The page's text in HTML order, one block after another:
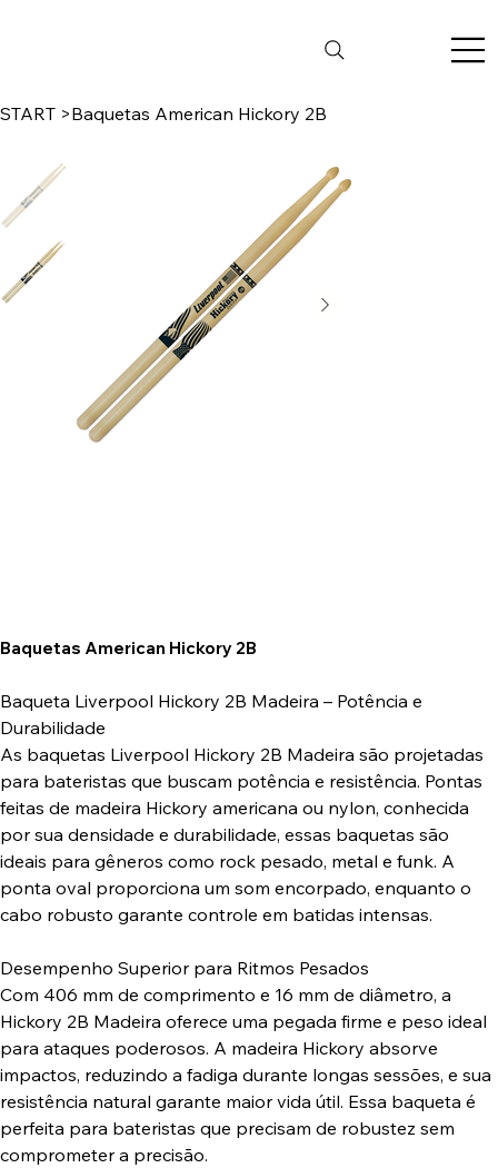
START >Baquetas American Hickory 2B
Baquetas American Hickory 2B
Baqueta Liverpool Hickory 2B Madeira – Potência e
Durabilidade
As baquetas Liverpool Hickory 2B Madeira são projetadas
para bateristas que buscam potência e resistência. Pontas
feitas de madeira Hickory americana ou nylon, conhecida
por sua densidade e durabilidade, essas baquetas são
ideais para gêneros como rock pesado, metal e funk. A
ponta oval proporciona um som encorpado, enquanto o
cabo robusto garante controle em batidas intensas.
Desempenho Superior para Ritmos Pesados
Com 406 mm de comprimento e 16 mm de diâmetro, a
Hickory 2B Madeira oferece uma pegada firme e peso ideal
para ataques poderosos. A madeira Hickory absorve
impactos, reduzindo a fadiga durante longas sessões, e sua
resistência natural garante maior vida útil. Essa baqueta é
perfeita para bateristas que precisam de robustez sem
comprometer a precisão.